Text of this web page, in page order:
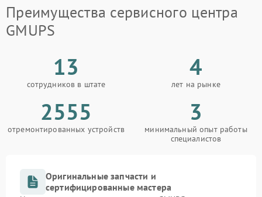
Преимущества сервисного центра
GMUPS
13
сотрудников в штате
4
лет на рынке
2555
отремонтированных устройств
3
минимальный опыт работы
специалистов
Оригинальные запчасти и
сертифицированные мастера